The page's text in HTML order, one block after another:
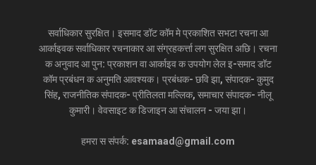
सर्वाधिकार सुरक्षित। इसमाद डॉट कॉम मे प्रकाशित सभटा रचना आ
आर्काइवक सर्वाधिकार रचनाकार आ संग्रहकर्त्ता लग सुरक्षित अछि। रचना
क अनुवाद आ पुन: प्रकाशन वा आर्काइव क उपयोग लेल इ-समाद डॉट
कॉम प्रबंधन क अनुमति आवश्यक। प्रबंधक- छवि झा, संपादक- कुमुद
सिंह, राजनीतिक संपादक- प्रीतिलता मल्लिक, समाचार संपादक- नीलू
कुमारी। वेवसाइट क डिजाइन आ संचालन - जया झा।
हमरा स संपर्क: esamaad@gmail.com